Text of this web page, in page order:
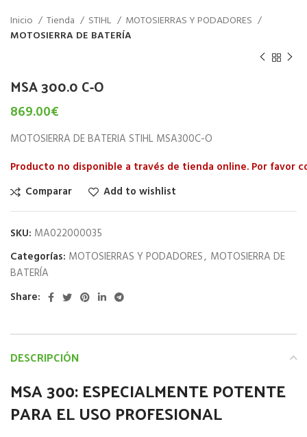
Inicio Tienda STIHL
MOTOSIERRAS Y PODADORES
MOTOSIERRA DE BATERÍA
MSA 300.0 C-O
869.00€
MOTOSIERRA DE BATERIA STIHL MSA300C-O
Producto no disponible a través de tienda online. Por favor
Comparar
Add to wishlist
SKU: MA022000035
Categorías: MOTOSIERRAS Y PODADORES, MOTOSIERRA DE
BATERÍA
Share:
DESCRIPCIÓN
MSA 300: ESPECIALMENTE POTENTE
PARA EL USO PROFESIONAL